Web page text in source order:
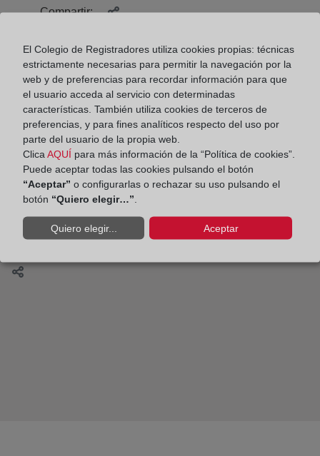
Compartir:
El formato electrónico único europeo
ESEF/FEUE. Por Luis Fernández del Pozo
Los años de la crisis de la vivienda
El Colegio de Registradores utiliza cookies propias: técnicas
estrictamente necesarias para permitir la navegación por la
web y de preferencias para recordar información para que
el usuario acceda al servicio con determinadas
características. También utiliza cookies de terceros de
preferencias, y para fines analíticos respecto del uso por
parte del usuario de la propia web.
Clica AQUÍ para más información de la “Política de cookies”.
Puede aceptar todas las cookies pulsando el botón
“Aceptar” o configurarlas o rechazar su uso pulsando el
botón “Quiero elegir…”
Quiero elegir... Aceptar